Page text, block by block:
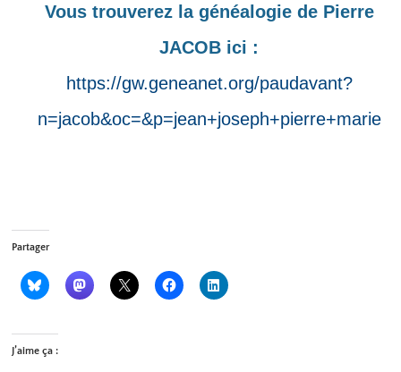
Vous trouverez la généalogie de Pierre
JACOB ici :
https://gw.geneanet.org/paudavant?
n=jacob&oc=&p=jean+joseph+pierre+marie
Partager
J’aime ça :